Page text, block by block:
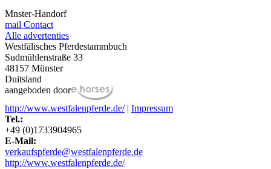
Mnster-Handorf
mail Contact
Alle advertenties
Westfälisches Pferdestammbuch
Sudmühlenstraße 33
48157 Münster
Duitsland
aangeboden door
http://www.westfalenpferde.de/ | Impressum
Tel.:
+49 (0)1733904965
E-Mail:
verkaufspferde@westfalenpferde.de
http://www.westfalenpferde.de/